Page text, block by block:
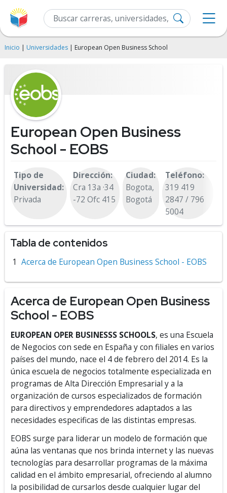
Inicio | Universidades | European Open Business School
European Open Business
School - EOBS
Tipo de
Universidad:
Privada
Dirección:
Cra 13a ·34
-72 Ofc 415
Ciudad:
Bogota,
Bogotá
Teléfono:
319 419
2847 / 796
5004
Tabla de contenidos
Acerca de European Open Business School - EOBS
Acerca de European Open Business
School - EOBS
EUROPEAN OPER BUSINESSS SCHOOLS, es una Escuela
de Negocios con sede en España y con filiales en varios
países del mundo, nace el 4 de febrero del 2014. Es la
única escuela de negocios totalmente especializada en
programas de Alta Dirección Empresarial y a la
organización de cursos especializados de formación
para directivos y emprendedores adaptados a las
necesidades especificas de las distintas empresas.
EOBS surge para liderar un modelo de formación que
aúna las ventanas que nos brinda internet y las nuevas
tecnologías para desarrollar programas de la máxima
calidad en el ámbito empresarial, ofreciendo al alumno
la posibilidad de cursarlos desde cualquier lugar del